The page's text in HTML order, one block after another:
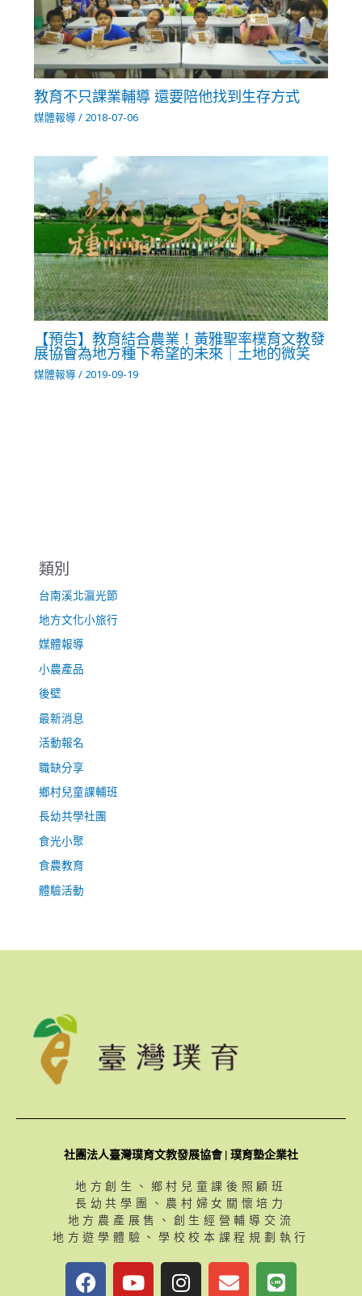
教育不只課業輔導 還要陪他找到生存方式
媒體報導/ 2018-07-06
【預告】教育結合農業！黃雅聖率樸育文教發
展協會為地方種下希望的未來｜土地的微笑
媒體報導/ 2019-09-19
類別
台南溪北瀛光節
地方文化小旅行
媒體報導
小農產品
後壁
最新消息
活動報名
職缺分享
鄉村兒童課輔班
長幼共學社團
食光小聚
食農教育
體驗活動
社團法人臺灣璞育文教發展協會 | 璞育塾企業社
地方創生、鄉村兒童課後照顧班
長幼共學團、農村婦女關懷培力
地方農產展售、創生經營輔導交流
地方遊學體驗、學校校本課程規劃執行
F Y I E L